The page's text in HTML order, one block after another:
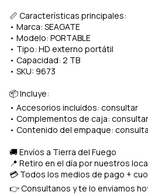
📏 Características principales:
• Marca: SEAGATE
• Modelo: PORTABLE
• Tipo: HD externo portátil
• Capacidad: 2 TB
• SKU: 9673
📦 Incluye:
• Accesorios incluidos: consultar
• Complementos de caja: consultar
• Contenido del empaque:
🚚 Envíos a Tierra del Fuego
📍 Retiro en el día por nuestros
💳 Todos los medios de pago +
👉 Consultanos y te lo enviamos